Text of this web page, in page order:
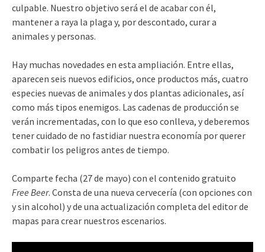
culpable. Nuestro objetivo será el de acabar con él,
mantener a raya la plaga y, por descontado, curar a
animales y personas.
Hay muchas novedades en esta ampliación. Entre ellas,
aparecen seis nuevos edificios, once productos más, cuatro
especies nuevas de animales y dos plantas adicionales, así
como más tipos enemigos. Las cadenas de producción se
verán incrementadas, con lo que eso conlleva, y deberemos
tener cuidado de no fastidiar nuestra economía por querer
combatir los peligros antes de tiempo.
Comparte fecha (27 de mayo) con el contenido gratuito
Free Beer. Consta de una nueva cervecería (con opciones con
y sin alcohol) y de una actualización completa del editor de
mapas para crear nuestros escenarios.